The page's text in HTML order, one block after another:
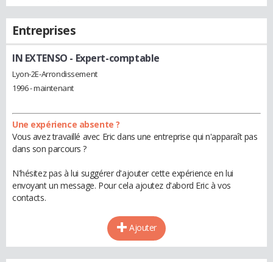
Entreprises
IN EXTENSO - Expert-comptable
Lyon-2E-Arrondissement
1996 - maintenant
Une expérience absente ?
Vous avez travaillé avec Eric dans une entreprise qui n'apparaît pas
dans son parcours ?
N'hésitez pas à lui suggérer d'ajouter cette expérience en lui
envoyant un message. Pour cela ajoutez d'abord Eric à vos
contacts.
Ajouter